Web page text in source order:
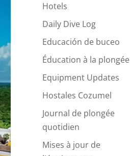
Hotels
Daily Dive Log
Educación de buceo
Éducation à la plongée
Equipment Updates
Hostales Cozumel
Journal de plongée
quotidien
Mises à jour de